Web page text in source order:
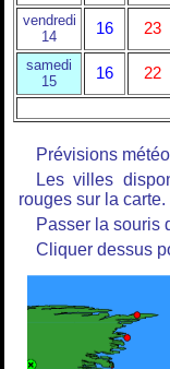
vendredi
14
16 23
samedi
15
16
22
Prévisions
Les villes
rouges sur la carte.
Passer la souris
Cliquer dessus